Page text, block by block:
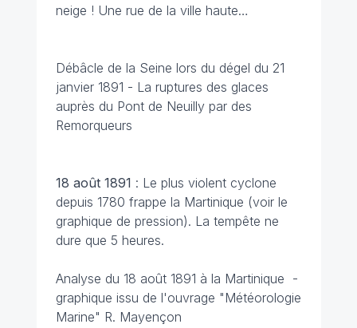
neige ! Une rue de la ville haute…
Débâcle de la Seine lors du dégel du 21
janvier 1891 - La ruptures des glaces
auprès du Pont de Neuilly par des
Remorqueurs
18 août 1891 : Le plus violent cyclone
depuis 1780 frappe la Martinique (voir le
graphique de pression). La tempête ne
dure que 5 heures.
Analyse du 18 août 1891 à la Martinique -
graphique issu de l'ouvrage "Météorologie
Marine" R. Mayençon